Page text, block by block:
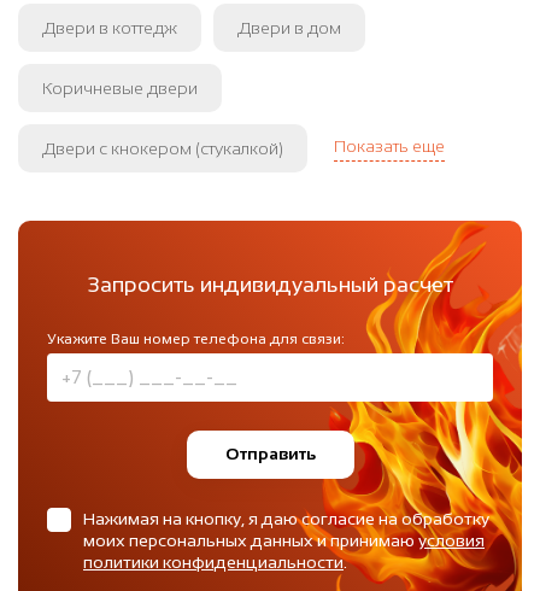
Двери в коттедж Двери в дом
Коричневые двери
Двери с кнокером (стукалкой) Показать еще
Запросить индивидуальный расчет
Укажите Ваш номер телефона для связи:
Отправить
Нажимая на кнопку, я даю согласие на обработку
моих персональных данных и принимаюусловия
политики конфиденциальности.